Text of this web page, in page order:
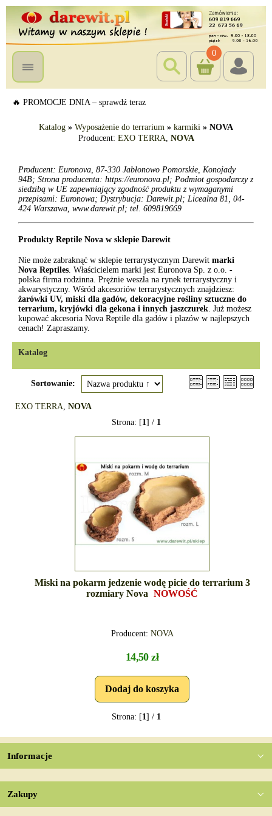
0
🔥 PROMOCJE DNIA – sprawdź teraz
Katalog » Wyposażenie do terrarium » karmiki » NOVA
Producent: EXO TERRA, NOVA
Producent: Euronova, 87-330 Jabłonowo Pomorskie, Konojady
94B; Strona producenta: https://euronova.pl; Podmiot gospodarczy z
siedzibą w UE zapewniający zgodność produktu z wymaganymi
przepisami: Euronowa; Dystrybucja: Darewit.pl; Licealna 81, 04-
424 Warszawa, www.darewit.pl; tel. 609819669
Produkty Reptile Nova w sklepie Darewit
Nie może zabraknąć w sklepie terrarystycznym Darewit marki
Nova Reptiles. Właścicielem marki jest Euronova Sp. z o.o. -
polska firma rodzinna. Prężnie weszła na rynek terrarystyczny i
akwarystyczny. Wśród akcesoriów terrarystycznych znajdziesz:
żarówki UV, miski dla gadów, dekoracyjne rośliny sztuczne do
terrarium, kryjówki dla gekona i innych jaszczurek. Już możesz
kupować akcesoria Nova Reptile dla gadów i płazów w najlepszych
cenach! Zapraszamy.
Katalog
Sortowanie:
EXO TERRA, NOVA
Strona: [1] / 1
Miski na pokarm jedzenie wodę picie do terrarium 3
rozmiary Nova NOWOŚĆ
Producent: NOVA
14,50 zł
Strona: [1] / 1
Informacje
Zakupy